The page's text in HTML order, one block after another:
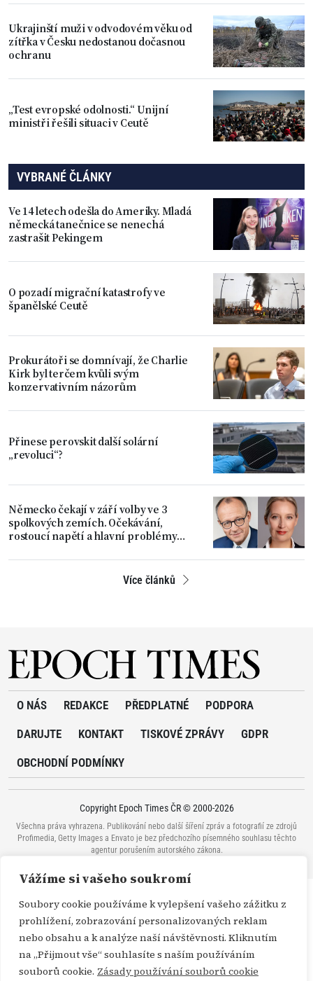
Vážíme si vašeho soukromí
Soubory cookie používáme k vylepšení vašeho zážitku z
prohlížení, zobrazování personalizovaných reklam
nebo obsahu a k analýze naší návštěvnosti. Kliknutím
na „Přijmout vše“ souhlasíte s naším používáním
souborů cookie. Zásady používání souborů cookie
Ukrajinští muži v odvodovém věku od
zítřka v Česku nedostanou dočasnou
ochranu
„Test evropské odolnosti.“ Unijní
ministři řešili situaci v Ceutě
VYBRANÉ ČLÁNKY
Ve 14 letech odešla do Ameriky. Mladá
německá tanečnice se nenechá
zastrašit Pekingem
O pozadí migrační katastrofy ve
španělské Ceutě
Prokurátoři se domnívají, že Charlie
Kirk byl terčem kvůli svým
konzervativním názorům
Přinese perovskit další solární
„revoluci“?
Německo čekají v září volby ve 3
spolkových zemích. Očekávání,
rostoucí napětí a hlavní problémy
Více článků
O NÁS REDAKCE PŘEDPLATNÉ PODPORA
DARUJTE KONTAKT TISKOVÉ ZPRÁVY GDPR
OBCHODNÍ PODMÍNKY
Copyright Epoch Times ČR © 2000-2026
Všechna práva vyhrazena. Publikování nebo další šíření zpráv a fotografií ze zdrojů
Profimedia, Getty Images a Envato je bez předchozího písemného souhlasu těchto
agentur porušením autorského zákona.